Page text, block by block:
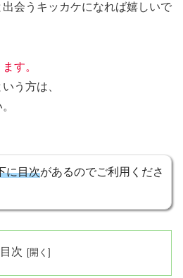
会うキッカケになれば嬉しいで
す。
う方は、
に目次があるのでご利用くださ
目次